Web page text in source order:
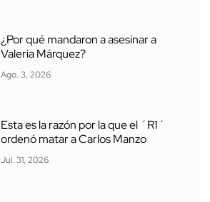
¿Por qué mandaron a asesinar a
Valeria Márquez?
Ago. 3, 2026
Esta es la razón por la que el ´R1´
ordenó matar a Carlos Manzo
Jul. 31, 2026